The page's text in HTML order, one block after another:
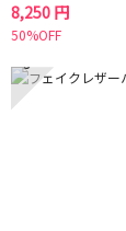
8,250 円
50%OFF
5